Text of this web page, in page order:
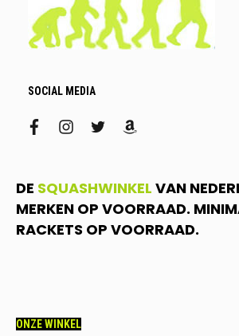
SOCIAL MEDIA
facebookinstagram
twitteramazon
DE SQUASHWINKEL VAN
MERKEN OP VOORRAAD.
RACKETS OP VOORRAAD.
ONZE WINKEL